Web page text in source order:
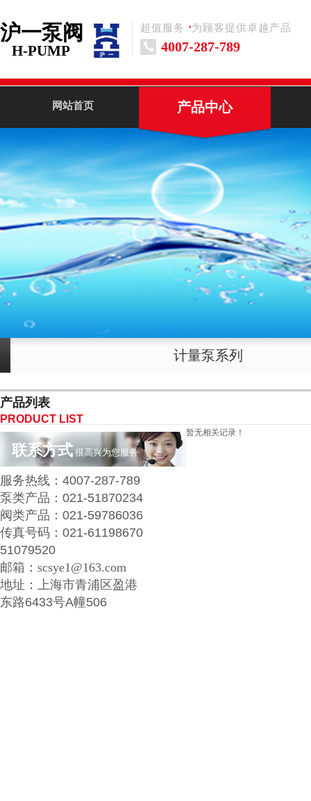
沪一泵阀 ·
超值服务 为顾客提供卓越产品
4007-287-789
H-PUMP
网站首页 产品中心
计量泵系列
产品列表
PRODUCT LIST
暂无相关记录！
联系方式 很高兴为您服务
服务热线： 4007-287-789
泵类产品： 021-51870234
阀类产品 ： 021-59786036
传真号码： 021-61198670
51079520
邮箱： scsye1@163.com
地址： 上海市青浦区盈港
东路6433号A幢506